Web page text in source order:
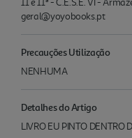
geral@yoyobooks.pt
Precauções Utilização
NENHUMA
Detalhes do Artigo
LIVRO EU PINTO DENTRO